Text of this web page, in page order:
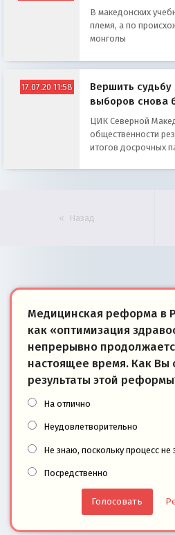
В македонских
племя, а по
монголы
17.07.20 11:58
Вершить
выборов снова
ЦИК Северной
общественности
итогов досрочных
Назад
Медицинская реформа в
как «оптимизация
непрерывно
настоящее время. Как Вы
результаты этой
На отлично
Неудовлетворительно
Не знаю, поскольку процесс не
Посредственно